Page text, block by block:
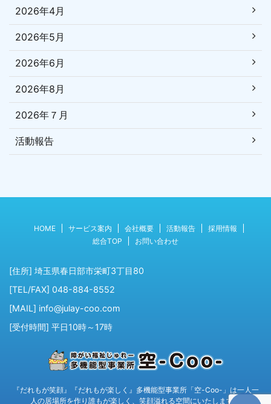
2026年4月
2026年5月
2026年6月
2026年8月
2026年７月
活動報告
HOME サービス案内 会社概要 活動報告
採用情報
総合TOP
お問い合わせ
[住所] 埼玉県春日部市栄町3丁目80
[TEL/FAX] 048-884-8552
[MAIL] info@julay-coo.com
[受付時間] 平日10時～17時
『だれもが笑顔』『だれもが楽しく』多機能型事業所「空-Coo-」は一人一
人の居場所を作り誰もが楽しく、笑顔溢れる空間にいたします。